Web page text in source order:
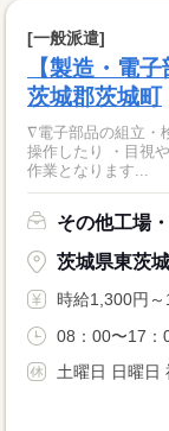
[一般派遣]
【製造・電
茨城郡茨城町
∇電子部品の組立・検査のお仕事∇ ・
操作したり ・目視や機械を
作業となります...
その他工場
茨城県東茨
時給1,300円～
08：00〜17
土曜日 日曜日